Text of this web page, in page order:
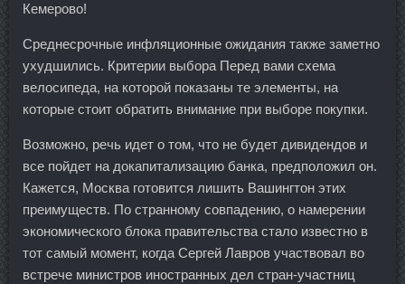
Кемерово!
Среднесрочные инфляционные ожидания также заметно
ухудшились. Критерии выбора Перед вами схема
велосипеда, на которой показаны те элементы, на
которые стоит обратить внимание при выборе покупки.
Возможно, речь идет о том, что не будет дивидендов и
все пойдет на докапитализацию банка, предположил он.
Кажется, Москва готовится лишить Вашингтон этих
преимуществ. По странному совпадению, о намерении
экономического блока правительства стало известно в
тот самый момент, когда Сергей Лавров участвовал во
встрече министров иностранных дел стран-участниц